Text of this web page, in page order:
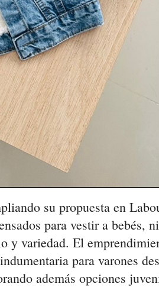
su propuesta en
para vestir a bebés,
y variedad. El
para varones
además opciones